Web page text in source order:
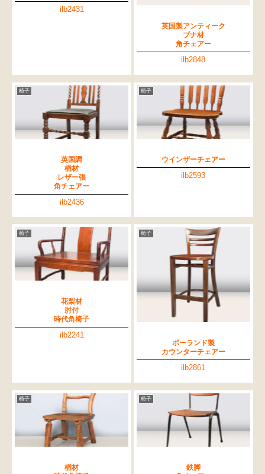
ilb2431
英国製アンティーク
ブナ材
角チェアー
ilb2848
椅子
英国調
楢材
レザー張
角チェアー
ilb2436
椅子
ウインザーチェアー
ilb2593
椅子
花梨材
肘付
時代角椅子
ilb2241
椅子
ポーランド製
カウンターチェアー
ilb2861
椅子
楢材
椅子
鉄脚